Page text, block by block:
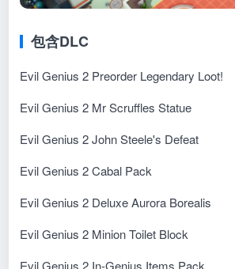
包含DLC
Evil Genius 2 Preorder Legendary Loot!
Evil Genius 2 Mr Scruffles Statue
Evil Genius 2 John Steele's Defeat
Evil Genius 2 Cabal Pack
Evil Genius 2 Deluxe Aurora Borealis
Evil Genius 2 Minion Toilet Block
Evil Genius 2 In-Genius Items Pack